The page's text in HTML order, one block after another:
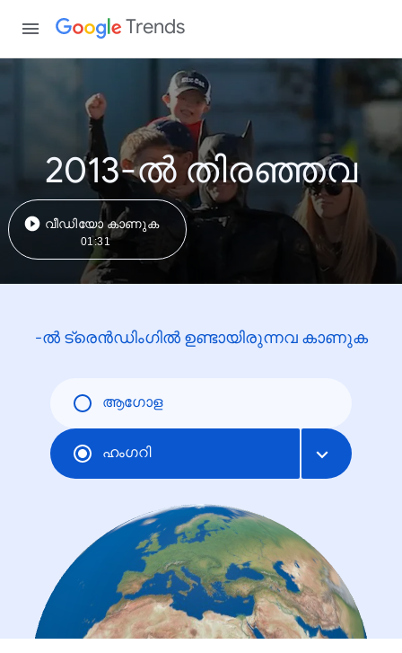
Trends
2013-ൽ തിരഞ്ഞവ
വീഡിയോ കാണുക
01:31
-ൽ ട്രെൻഡിംഗിൽ ഉണ്ടായിരുന്നവ കാണുക
ആഗോള
ഹംഗറി